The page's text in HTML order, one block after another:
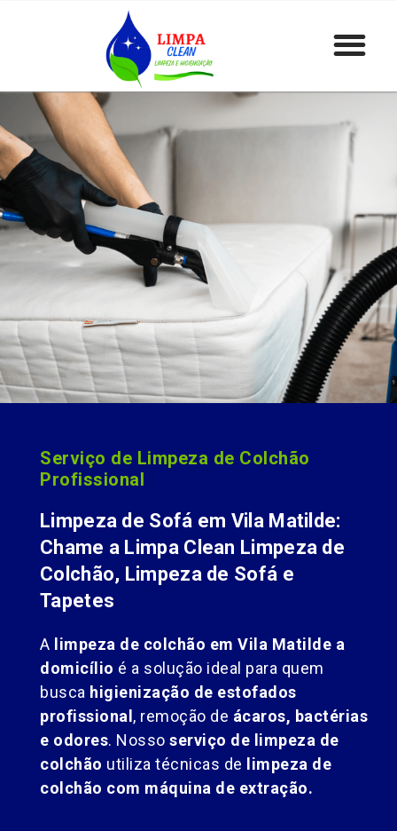
Serviço de Limpeza de Colchão
Profissional
Limpeza de Sofá em Vila Matilde:
Chame a Limpa Clean Limpeza de
Colchão, Limpeza de Sofá e
Tapetes
A limpeza de colchão em Vila Matilde a
domicílio é a solução ideal para quem
busca higienização de estofados
profissional, remoção de ácaros, bactérias
e odores. Nosso serviço de limpeza de
colchão utiliza técnicas de limpeza de
colchão com máquina de extração.